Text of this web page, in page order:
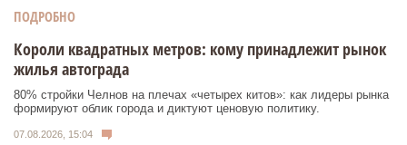
ПОДРОБНО
Короли квадратных метров: кому принадлежит рынок
жилья автограда
80% стройки Челнов на плечах «четырех китов»: как лидеры рынка
формируют облик города и диктуют ценовую политику.
07.08.2026, 15:04